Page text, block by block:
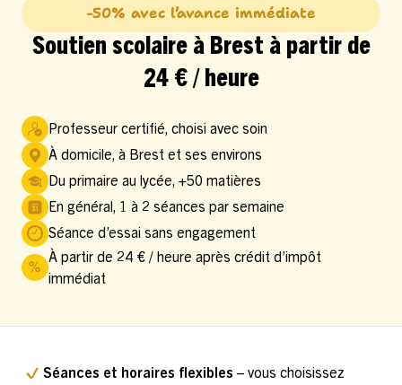
-50% avec l’avance immédiate
Soutien scolaire à Brest à partir de
24 € / heure
Professeur certifié, choisi avec soin
À domicile, à Brest et ses environs
Du primaire au lycée, +50 matières
En général, 1 à 2 séances par semaine
Séance d’essai sans engagement
À partir de 24 € / heure après crédit d’impôt
immédiat
Séances et horaires flexibles – vous choisissez